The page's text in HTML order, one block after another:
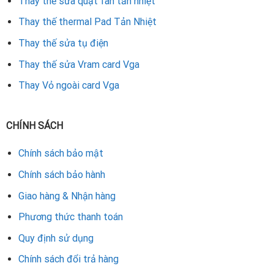
Bảo hành uy tín, hỗ trợ hậu mãi.
Dịch vụ sửa card VGA chuyên nghiệp Đà Nẵng chính là giải
pháp tối ưu giúp card GeForce 740 và nhiều dòng VGA khác
làm việc và thiết kế đồ họa.
Thay thế thermal Pad Tản Nhiệt
Thay thế sửa tụ điện
Thay thế sửa Vram card Vga
Thay Vỏ ngoài card Vga
CHÍNH SÁCH
Chính sách bảo mật
Chính sách bảo hành
Giao hàng & Nhận hàng
Phương thức thanh toán
Quy định sử dụng
Chính sách đổi trả hàng